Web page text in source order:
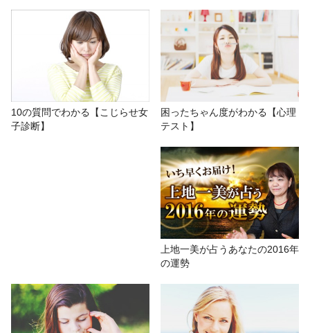
【心理テスト】おでんの好きな具で
わかるあなたの「不思議ちゃん度」
# おもしろ # 真 # 心理テスト # 性格診断
10の質問でわかる【こじらせ女
子診断】
困ったちゃん度がわかる【心理
テスト】
上地一美が占うあなたの2016年
の運勢